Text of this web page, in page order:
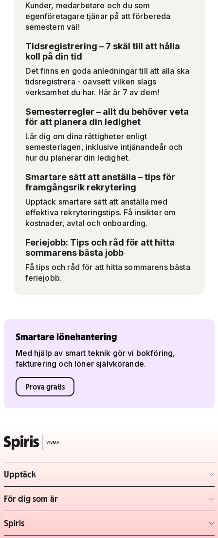
Kunder, medarbetare och du som
egenföretagare tjänar på att förbereda
semestern väl!
Tidsregistrering – 7 skäl till att hålla
koll på din tid
Det finns en goda anledningar till att alla ska
tidsregistrera - oavsett vilken slags
verksamhet du har. Här är 7 av dem!
Semesterregler – allt du behöver veta
för att planera din ledighet
Lär dig om dina rättigheter enligt
semesterlagen, inklusive intjänandeår och
hur du planerar din ledighet.
Smartare sätt att anställa – tips för
framgångsrik rekrytering
Upptäck smartare sätt att anställa med
effektiva rekryteringstips. Få insikter om
kostnader, avtal och onboarding.
Feriejobb: Tips och råd för att hitta
sommarens bästa jobb
Få tips och råd för att hitta sommarens bästa
feriejobb.
Smartare lönehantering
Med hjälp av smart teknik gör vi bokföring,
fakturering och löner självkörande.
Prova gratis
Upptäck
– klicka för att expandera lista
För dig som är
– klicka för att expandera lista
Spiris
– klicka för att expandera lista